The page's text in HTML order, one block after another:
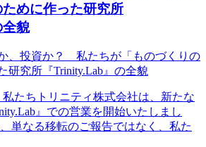
めに作った研究所
全貌
私たちトリニティ株式会社は、新たな
』での営業を開始いたしまし
単なる移転のご報告ではなく、私た